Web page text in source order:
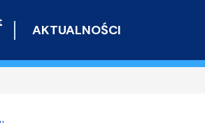
do
AKTUALNOŚCI